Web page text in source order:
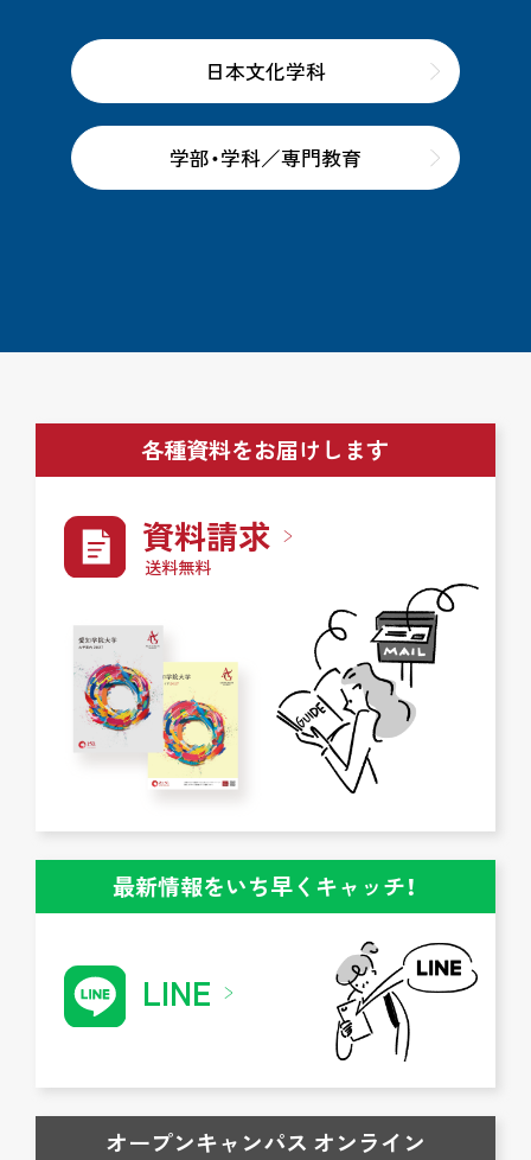
日本文化学科
学部・学科／専門教育
各種資料をお届けします
資料請求
送料無料
最新情報をいち早くキャッチ！
LINE
オープンキャンパス オンライン